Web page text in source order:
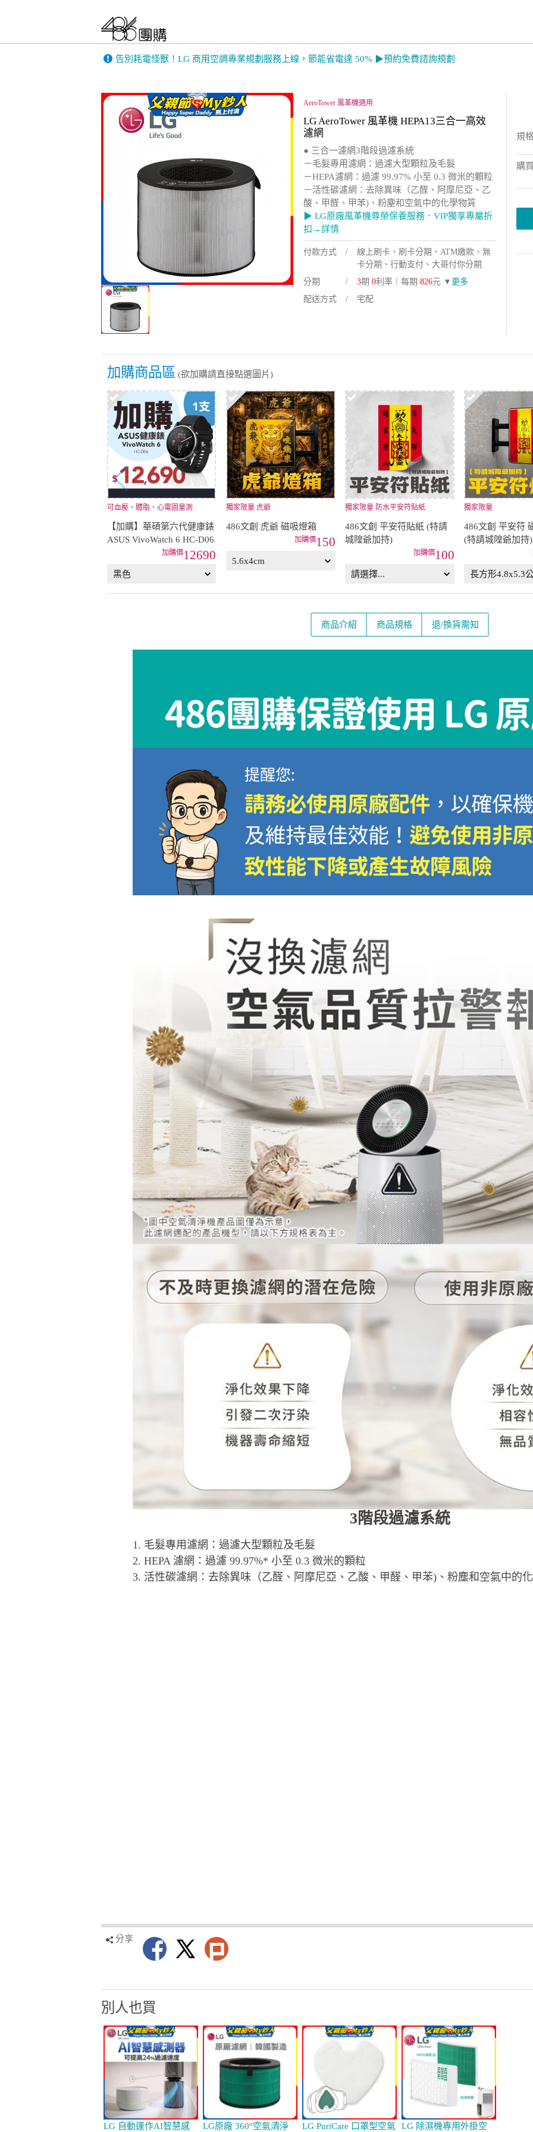
486門市展示機限量出清！享原廠保固 ➔ 超值優惠搶先看
告別耗電怪獸！LG 商用空調專業規劃服務上線，節能省電達 50% ▶預約免費諮詢規劃
AeroTower 風革機適用
LG AeroTower 風革機 HEPA13三合一高效
濾網
● 三合一濾網3階段過濾系統
－毛髮專用濾網：過濾大型顆粒及毛髮
－HEPA濾網：過濾 99.97% 小至 0.3 微米的顆粒
－活性碳濾網：去除異味（乙醛、阿摩尼亞、乙
酸、甲醛、甲苯)、粉塵和空氣中的化學物質
▶ LG原廠風革機尊榮保養服務．VIP獨享專屬折
扣→詳情
付款方式
線上刷卡、刷卡分期、ATM繳款、無
卡分期、行動支付、大哥付你分期
分期
3期0利率｜每期826元 ▼ 更多
配送方式
宅配
規
購
加購商品區 (欲加購請直接點選圖片)
可血壓、體脂、心電圖量測
【加購】華碩第六代健康錶
ASUS VivoWatch 6 HC-D06
12690
獨家限量 虎爺
486文創 虎爺 磁吸燈箱
150
獨家限量 防水平安符貼紙
486文創 平安符貼紙 (特請
城隍爺加持)
100
獨家限量
486文創 平安符
(特請城隍爺加持)
商品介紹 商品規格 退/換貨需知
3階段過濾系統
1. 毛髮專用濾網：過濾大型顆粒及毛髮
2. HEPA 濾網：過濾 99.97%* 小至 0.3 微米的顆粒
3. 活性碳濾網：去除異味（乙醛、阿摩尼亞、乙酸、甲醛、甲苯)、粉塵和空氣中的
分享
別人也買
LG 自動運作AI智慧感 LG原廠 360°空氣清淨 LG PuriCare 口罩型空氣 LG 除濕機專用外掛空